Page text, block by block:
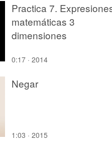
Practica 7.
matemáticas 3
dimensiones
0:17 · 2014
Negar
1:03 · 2015